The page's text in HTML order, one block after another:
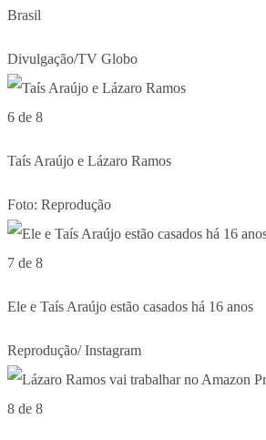
Brasil
Divulgação/TV Globo
6 de 8
Taís Araújo e Lázaro Ramos
Foto: Reprodução
7 de 8
Ele e Taís Araújo estão casados há 16 anos
Reprodução/ Instagram
8 de 8